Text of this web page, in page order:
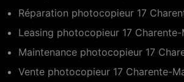
Réparation photocopieur 17
Leasing photocopieur 17
Maintenance photocopieur 17
Vente photocopieur 17 Charente-